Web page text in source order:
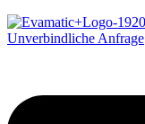
Unverbindliche Anfrage